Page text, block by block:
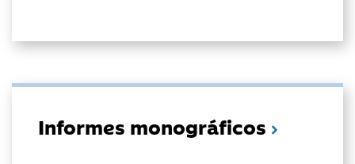
Informes monográficos